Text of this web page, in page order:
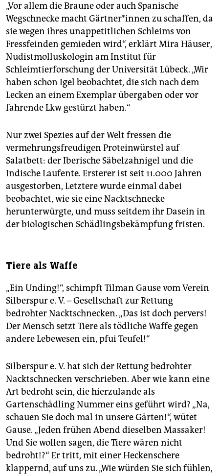
„Vor allem die Braune oder auch Spanische
Wegschnecke macht Gärt­ne­r*in­nen zu schaffen, da
sie wegen ihres unappetitlichen Schleims von
Fressfeinden gemieden wird“, erklärt Mira Häuser,
Nudistmolluskologin am Institut für
Schleimtierforschung der Universität Lübeck. „Wir
haben schon Igel beobachtet, die sich nach dem
Lecken an einem Exemplar übergaben oder vor
fahrende Lkw gestürzt haben.“
Nur zwei Spezies auf der Welt fressen die
vermehrungsfreudigen Proteinwürstel auf
Salatbett: der Iberische Säbelzahnigel und die
Indische Laufente. Ersterer ist seit 11.000 Jahren
ausgestorben, Letztere wurde einmal dabei
beobachtet, wie sie eine Nacktschnecke
herunterwürgte, und muss seitdem ihr Dasein in
der biologischen Schädlingsbekämpfung fristen.
Tiere als Waffe
„Ein Unding!“, schimpft Tilman Gause vom Verein
Silberspur e. V. – Gesellschaft zur Rettung
bedrohter Nacktschnecken. „Das ist doch pervers!
Der Mensch setzt Tiere als tödliche Waffe gegen
andere Lebewesen ein, pfui Teufel!“
Silberspur e. V. hat sich der Rettung bedrohter
Nacktschnecken verschrieben. Aber wie kann eine
Art bedroht sein, die hierzulande als
Gartenschädling Nummer eins geführt wird? „Na,
schauen Sie doch mal in unsere Gärten!“, wütet
Gause. „Jeden frühen Abend dieselben Massaker!
Und Sie wollen sagen, die Tiere wären nicht
bedroht!?“ Er tritt, mit einer Heckenschere
klappernd, auf uns zu. „Wie würden Sie sich fühlen,